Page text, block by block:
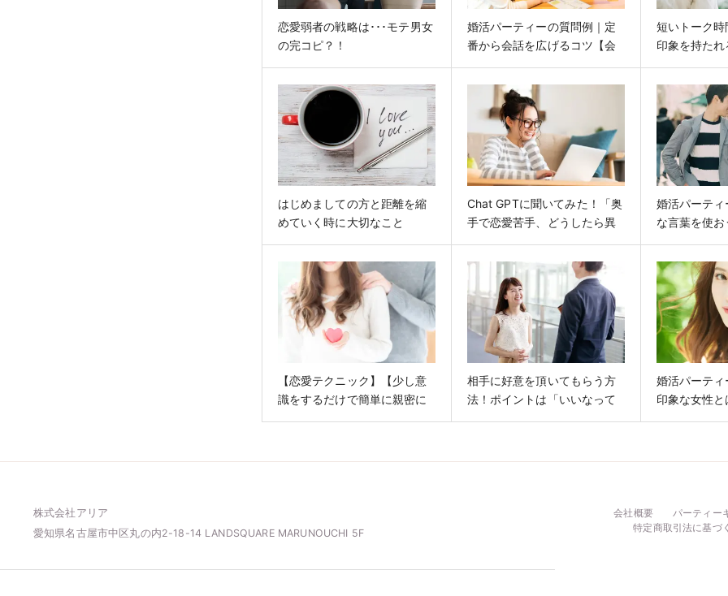
恋愛弱者の戦略は･･･モテ男女
の完コピ？！
婚活パーティーの質問例｜定
番から会話を広げるコツ【会
短いトーク
印象を持た
はじめましての方と距離を縮
めていく時に大切なこと
Chat GPTに聞いてみた！「奥
手で恋愛苦手、どうしたら異
婚活パーテ
な言葉を使お
【恋愛テクニック】【少し意
識をするだけで簡単に親密に
相手に好意を頂いてもらう方
法！ポイントは「いいなって
婚活パーテ
印象な女性と
株式会社アリア
愛知県名古屋市中区丸の内2-18-14 LANDSQUARE MARUNOUCHI 5F
会社概要 パーティー
特定商取引法に基づ